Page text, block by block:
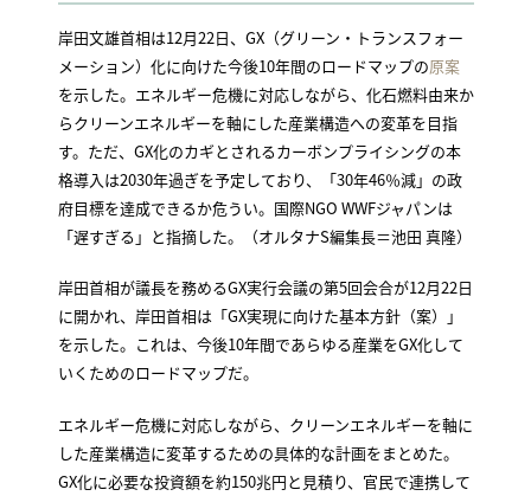
岸田文雄首相は12月22日、GX（グリーン・トランスフォー
メーション）化に向けた今後10年間のロードマップの原案
を示した。エネルギー危機に対応しながら、化石燃料由来か
らクリーンエネルギーを軸にした産業構造への変革を目指
す。ただ、GX化のカギとされるカーボンプライシングの本
格導入は2030年過ぎを予定しており、「30年46％減」の政
府目標を達成できるか危うい。国際NGO WWFジャパンは
「遅すぎる」と指摘した。（オルタナS編集長＝池田 真隆）
岸田首相が議長を務めるGX実行会議の第5回会合が12月22日
に開かれ、岸田首相は「GX実現に向けた基本方針（案）」
を示した。これは、今後10年間であらゆる産業をGX化して
いくためのロードマップだ。
エネルギー危機に対応しながら、クリーンエネルギーを軸に
した産業構造に変革するための具体的な計画をまとめた。
GX化に必要な投資額を約150兆円と見積り、官民で連携して